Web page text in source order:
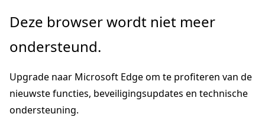
Naar
gaan
Deze browser wordt niet meer
ondersteund.
Upgrade naar Microsoft Edge om te profiteren van de
nieuwste functies, beveiligingsupdates en technische
ondersteuning.